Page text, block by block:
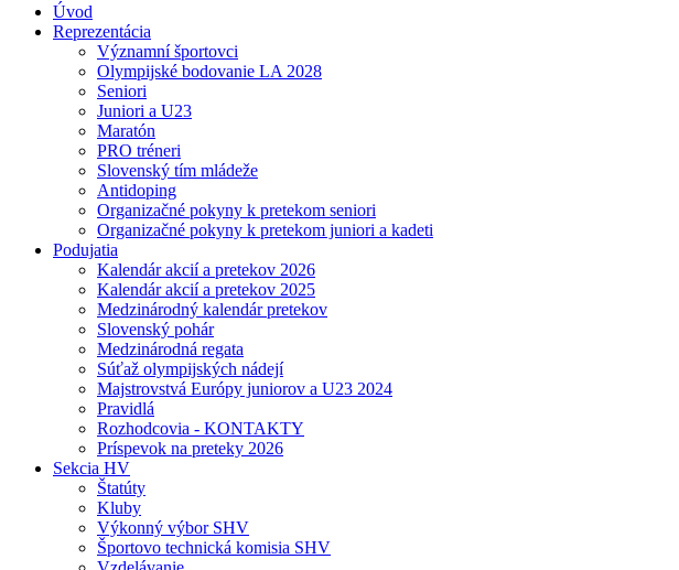
Úvod
Reprezentácia
Významní športovci
Olympijské bodovanie LA 2028
Seniori
Juniori a U23
Maratón
PRO tréneri
Slovenský tím mládeže
Antidoping
Organizačné pokyny k pretekom seniori
Organizačné pokyny k pretekom juniori a kadeti
Podujatia
Kalendár akcií a pretekov 2026
Kalendár akcií a pretekov 2025
Medzinárodný kalendár pretekov
Slovenský pohár
Medzinárodná regata
Súťaž olympijských nádejí
Majstrovstvá Európy juniorov a U23 2024
Pravidlá
Rozhodcovia - KONTAKTY
Príspevok na preteky 2026
Sekcia HV
Štatúty
Kluby
Výkonný výbor SHV
Športovo technická komisia SHV